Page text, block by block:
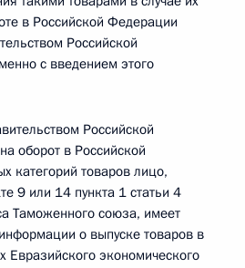
в Российской Федерации
Российской
с введением этого
Российской
оборот в Российской
категорий товаров лицо,
9 или 14 пункта 1 статьи 4
Таможенного союза, имеет
о выпуске товаров в
Евразийского экономического